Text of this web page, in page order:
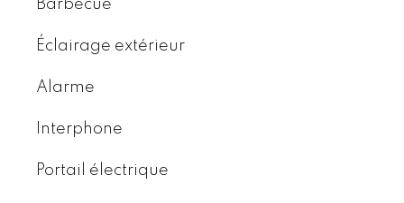
Barbecue
Éclairage extérieur
Alarme
Interphone
Portail électrique